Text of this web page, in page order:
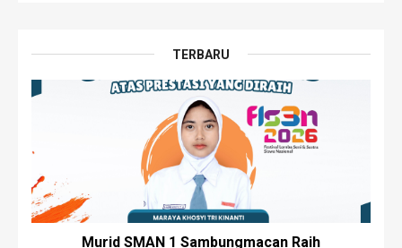
TERBARU
Murid SMAN 1 Sambungmacan Raih